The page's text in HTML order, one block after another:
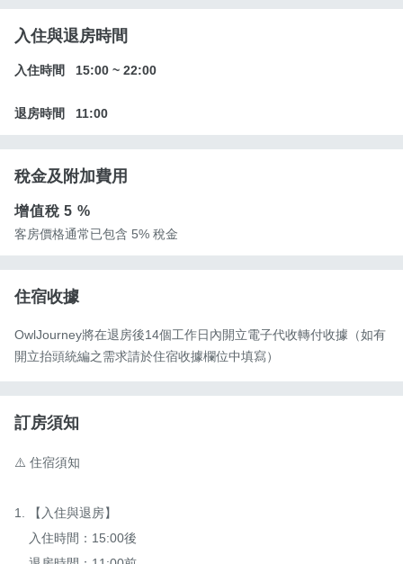
入住與退房時間
入住時間 15:00 ~ 22:00
退房時間 11:00
稅金及附加費用
增值稅5 %
客房價格通常已包含 5% 稅金
住宿收據
OwlJourney將在退房後14個工作日內開立電子代收轉付收據（如有
開立抬頭統編之需求請於住宿收據欄位中填寫）
訂房須知
⚠️ 住宿須知
1. 【入住與退房】